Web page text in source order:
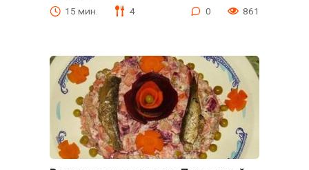
15 мин. 4 0 861